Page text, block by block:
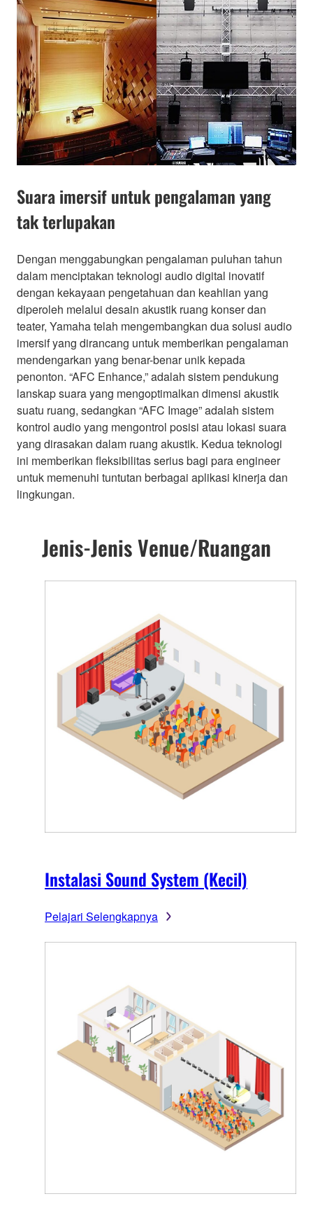
Suara imersif untuk pengalaman yang
tak terlupakan
Dengan menggabungkan pengalaman puluhan tahun
dalam menciptakan teknologi audio digital inovatif
dengan kekayaan pengetahuan dan keahlian yang
diperoleh melalui desain akustik ruang konser dan
teater, Yamaha telah mengembangkan dua solusi audio
imersif yang dirancang untuk memberikan pengalaman
mendengarkan yang benar-benar unik kepada
penonton. “AFC Enhance,” adalah sistem pendukung
lanskap suara yang mengoptimalkan dimensi akustik
suatu ruang, sedangkan “AFC Image” adalah sistem
kontrol audio yang mengontrol posisi atau lokasi suara
yang dirasakan dalam ruang akustik. Kedua teknologi
ini memberikan fleksibilitas serius bagi para engineer
untuk memenuhi tuntutan berbagai aplikasi kinerja dan
lingkungan.
Jenis-Jenis Venue/Ruangan
Instalasi Sound System (Kecil)
Pelajari Selengkapnya